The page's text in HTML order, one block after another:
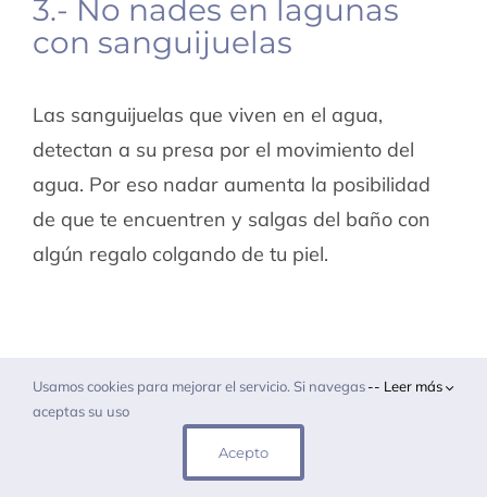
3.- No nades en lagunas
con sanguijuelas
Las sanguijuelas que viven en el agua,
detectan a su presa por el movimiento del
agua. Por eso nadar aumenta la posibilidad
de que te encuentren y salgas del baño con
algún regalo colgando de tu piel.
Más artículos de SALUD
Usamos cookies para mejorar el servicio. Si navegas
aceptas su uso
-- Leer más
Acepto